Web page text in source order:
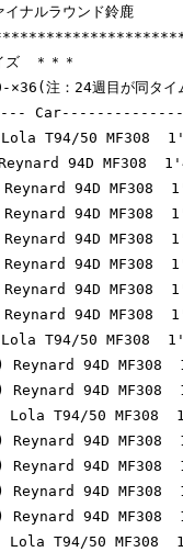
ナルラウンド鈴鹿
＊＊＊
注：24週目が同タイ
Car--------------
T94/50 MF308
94D MF308
94D MF308
94D MF308
94D MF308
94D MF308
94D MF308
94D MF308
T94/50 MF308
94D MF308
94D MF308
T94/50 MF308
94D MF308
94D MF308
94D MF308
94D MF308
T94/50 MF308